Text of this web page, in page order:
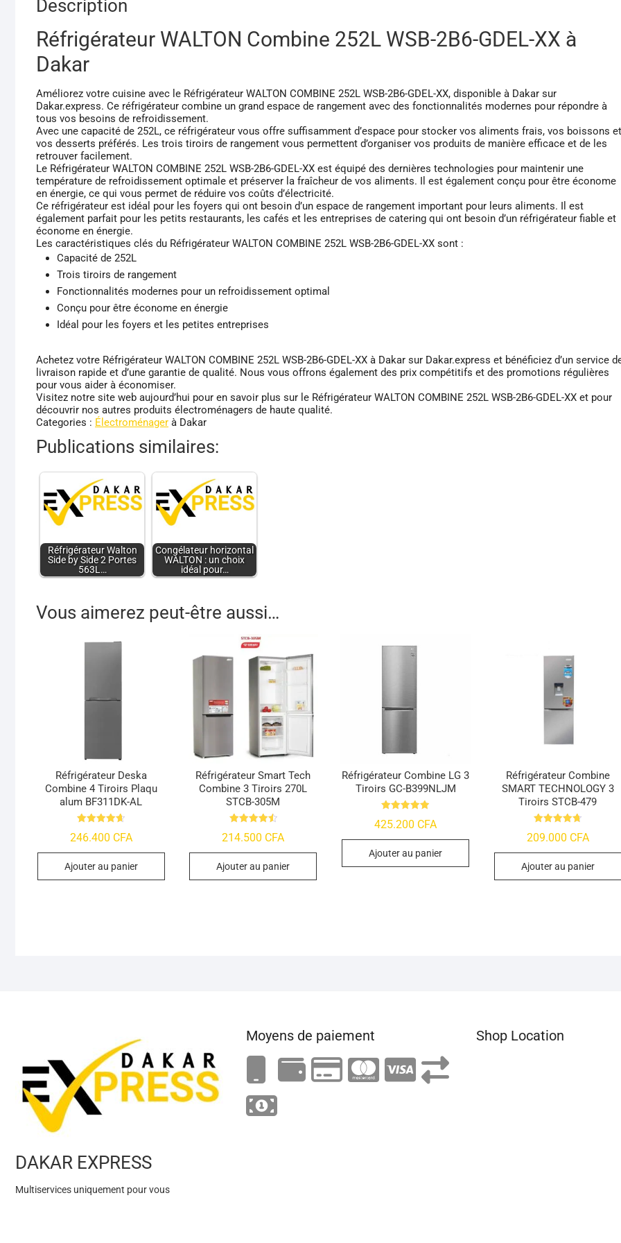
Description
Réfrigérateur WALTON Combine 252L WSB-2B6-GDEL-XX à
Dakar
Améliorez votre cuisine avec le Réfrigérateur WALTON COMBINE 252L WSB-2B6-GDEL-XX, disponible à Dakar sur
Dakar.express. Ce réfrigérateur combine un grand espace de rangement avec des fonctionnalités modernes pour répondre à
tous vos besoins de refroidissement.
Avec une capacité de 252L, ce réfrigérateur vous offre suffisamment d’espace pour stocker vos aliments frais, vos boissons et
vos desserts préférés. Les trois tiroirs de rangement vous permettent d’organiser vos produits de manière efficace et de les
retrouver facilement.
Le Réfrigérateur WALTON COMBINE 252L WSB-2B6-GDEL-XX est équipé des dernières technologies pour maintenir une
température de refroidissement optimale et préserver la fraîcheur de vos aliments. Il est également conçu pour être économe
en énergie, ce qui vous permet de réduire vos coûts d’électricité.
Ce réfrigérateur est idéal pour les foyers qui ont besoin d’un espace de rangement important pour leurs aliments. Il est
également parfait pour les petits restaurants, les cafés et les entreprises de catering qui ont besoin d’un réfrigérateur fiable et
économe en énergie.
Les caractéristiques clés du Réfrigérateur WALTON COMBINE 252L WSB-2B6-GDEL-XX sont :
Capacité de 252L
Trois tiroirs de rangement
Fonctionnalités modernes pour un refroidissement optimal
Conçu pour être économe en énergie
Idéal pour les foyers et les petites entreprises
Achetez votre Réfrigérateur WALTON COMBINE 252L WSB-2B6-GDEL-XX à Dakar sur Dakar.express et bénéficiez d’un service
livraison rapide et d’une garantie de qualité. Nous vous offrons également des prix compétitifs et des promotions régulières
pour vous aider à économiser.
Visitez notre site web aujourd’hui pour en savoir plus sur le Réfrigérateur WALTON COMBINE 252L WSB-2B6-GDEL-XX et pour
découvrir nos autres produits électroménagers de haute qualité.
Categories : Électroménager à Dakar
Publications similaires:
Réfrigérateur Walton
Side by Side 2 Portes
563L…
Congélateur horizontal
WALTON : un choix
idéal pour…
Vous aimerez peut-être aussi…
Réfrigérateur Deska
Combine 4 Tiroirs Plaqu
alum BF311DK-AL
4.66
246.400 CFA
Ajouter au panier
Réfrigérateur Smart Tech
Combine 3 Tiroirs 270L
STCB-305M
4.53
214.500 CFA
Ajouter au panier
Réfrigérateur Combine LG 3
Tiroirs GC-B399NLJM
4.95
425.200 CFA
Ajouter au panier
Réfrigérateur Combine
SMART TECHNOLOGY 3
Tiroirs STCB-479
4.76
209.000 CFA
Ajouter au panier
DAKAR EXPRESS
Multiservices uniquement pour vous
Moyens de paiement Shop Location